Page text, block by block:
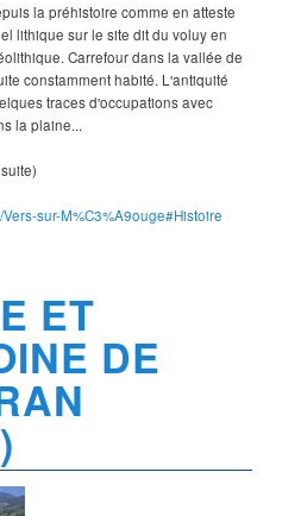
la préhistoire comme en atteste
lithique sur le site dit du voluy en
Carrefour dans la vallée de
constamment habité. L'antiquité
traces d'occupations avec
la plaine...
sur-M%C3%A9ouge#Histoire
ET
DE